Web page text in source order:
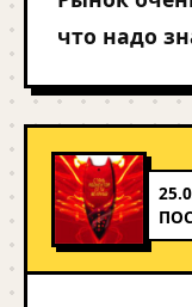
что надо